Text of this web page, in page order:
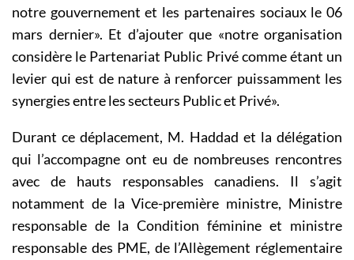
notre gouvernement et les partenaires sociaux le 06
mars dernier». Et d’ajouter que «notre organisation
considère le Partenariat Public Privé comme étant un
levier qui est de nature à renforcer puissamment les
synergies entre les secteurs Public et Privé».
Durant ce déplacement, M. Haddad et la délégation
qui l’accompagne ont eu de nombreuses rencontres
avec de hauts responsables canadiens. Il s’agit
notamment de la Vice-première ministre, Ministre
responsable de la Condition féminine et ministre
responsable des PME, de l’Allègement réglementaire